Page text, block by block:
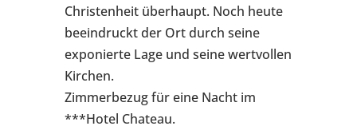
Christenheit überhaupt. Noch heute
beeindruckt der Ort durch seine
exponierte Lage und seine wertvollen
Kirchen.
Zimmerbezug für eine Nacht im
***Hotel Chateau.